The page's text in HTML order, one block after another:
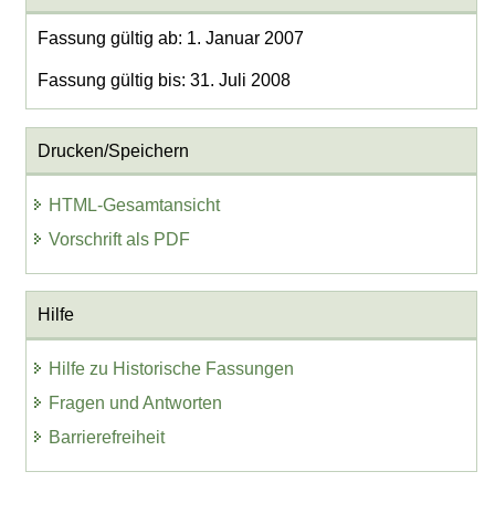
Fassung gültig ab: 1. Januar 2007
Fassung gültig bis: 31. Juli 2008
Drucken/Speichern
HTML-Gesamtansicht
Vorschrift als PDF
Hilfe
Hilfe zu Historische Fassungen
Fragen und Antworten
Barrierefreiheit